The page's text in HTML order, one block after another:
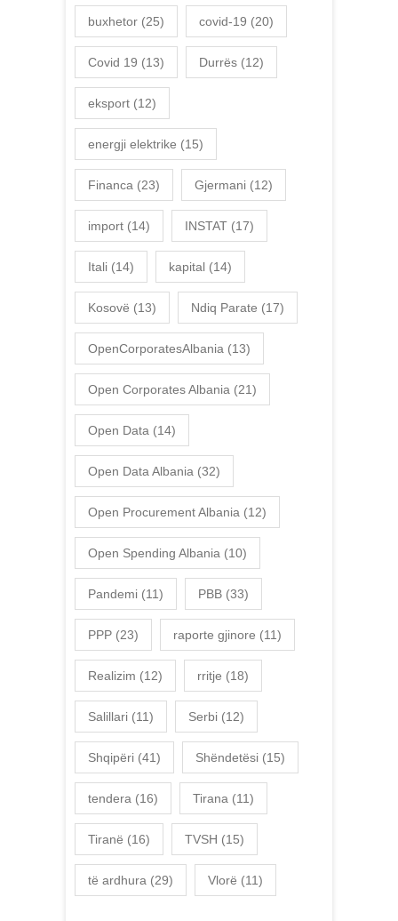
buxhetor (25) covid-19 (20)
Covid 19 (13) Durrës (12)
eksport (12)
energji elektrike (15)
Financa (23) Gjermani (12)
import (14) INSTAT (17)
Itali (14) kapital (14)
Kosovë (13) Ndiq Parate (17)
OpenCorporatesAlbania (13)
Open Corporates Albania (21)
Open Data (14)
Open Data Albania (32)
Open Procurement Albania (12)
Open Spending Albania (10)
Pandemi (11) PBB (33)
PPP (23) raporte gjinore (11)
Realizim (12) rritje (18)
Salillari (11) Serbi (12)
Shqipëri (41) Shëndetësi (15)
tendera (16) Tirana (11)
Tiranë (16) TVSH (15)
të ardhura (29) Vlorë (11)